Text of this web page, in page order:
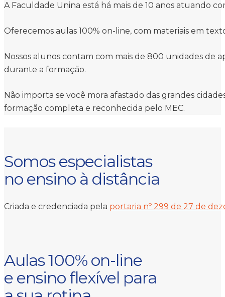
A Faculdade Unina está há mais de 10 anos atuando
Oferecemos aulas 100% on-line, com materiais em
Nossos alunos contam com mais de 800 unidades de
durante a formação.
Não importa se você mora afastado das grandes
formação completa e reconhecida pelo MEC.
Somos especialistas
no ensino à distância
Criada e credenciada pela portaria nº 299 de 27 de
Aulas 100% on-line
e ensino flexível para